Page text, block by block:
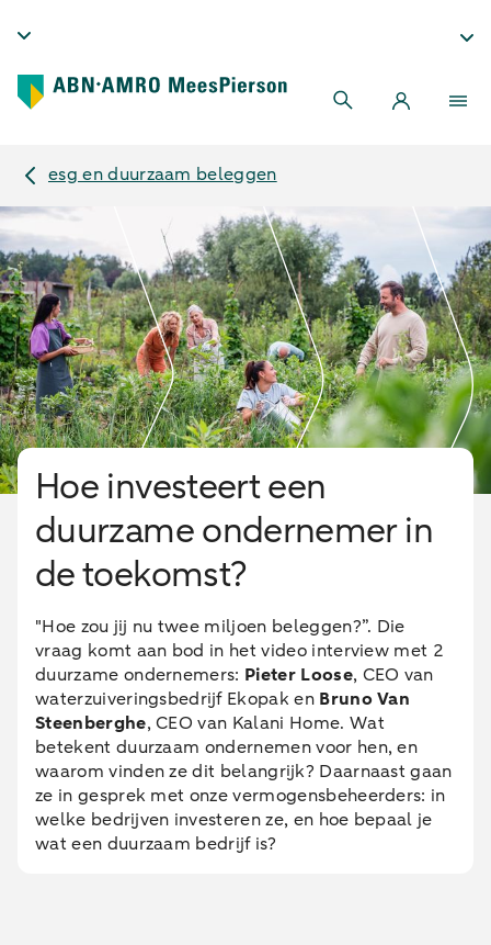
esg en duurzaam beleggen
Hoe investeert een
duurzame ondernemer in
de toekomst?
"Hoe zou jij nu twee miljoen beleggen?”. Die
vraag komt aan bod in het video interview met 2
duurzame ondernemers: Pieter Loose, CEO van
waterzuiveringsbedrijf Ekopak en Bruno Van
Steenberghe, CEO van Kalani Home. Wat
betekent duurzaam ondernemen voor hen, en
waarom vinden ze dit belangrijk? Daarnaast gaan
ze in gesprek met onze vermogensbeheerders: in
welke bedrijven investeren ze, en hoe bepaal je
wat een duurzaam bedrijf is?